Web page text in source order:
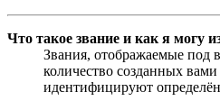
Что такое звание и как я могу
Звания, отображаемые
количество созданных
идентифицируют